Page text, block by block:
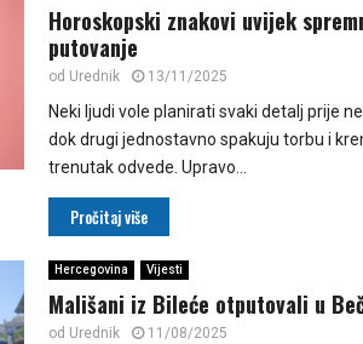
Horoskopski znakovi uvijek
putovanje
od Urednik 13/11/2025
Neki ljudi vole planirati svaki detalj prije
dok drugi jednostavno spakuju torbu i
trenutak odvede. Upravo...
Pročitaj više
Hercegovina Vijesti
Mališani iz Bileće otputovali u
od Urednik 11/08/2025